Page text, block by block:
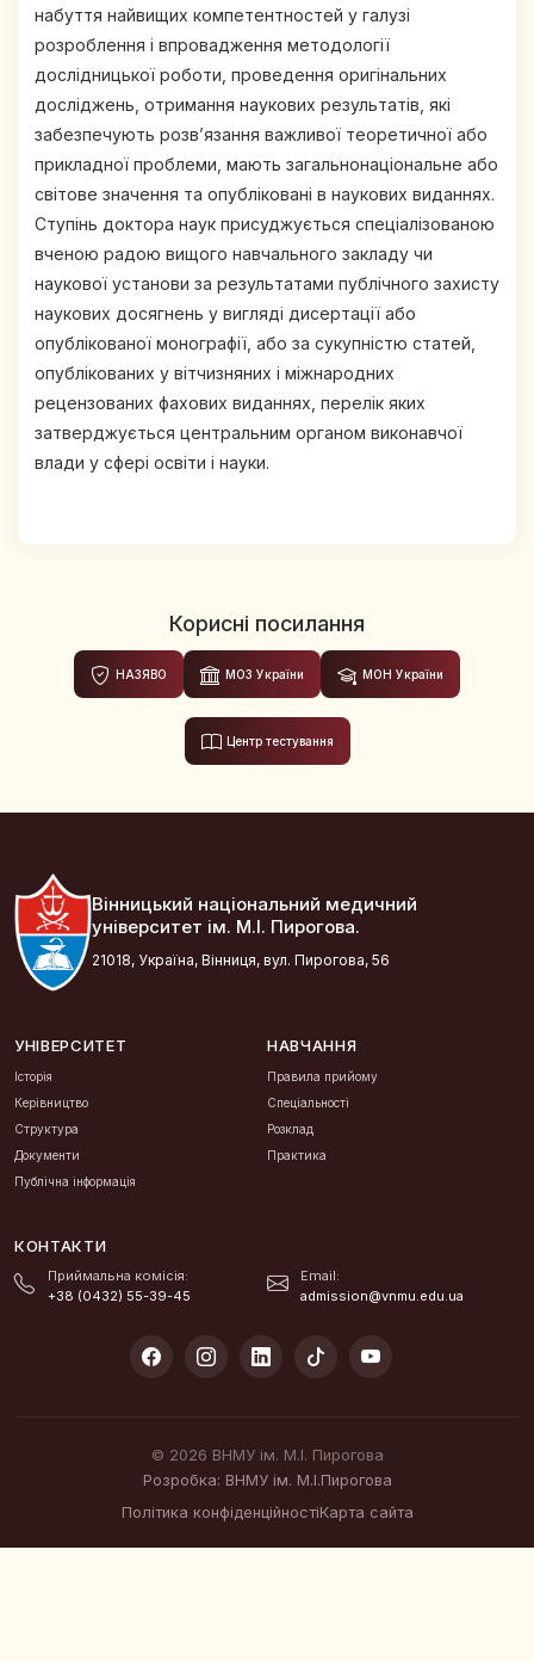
набуття найвищих компетентностей у галузі
розроблення і впровадження методології
дослідницької роботи, проведення оригінальних
досліджень, отримання наукових результатів, які
забезпечують розв’язання важливої теоретичної або
прикладної проблеми, мають загальнонаціональне або
світове значення та опубліковані в наукових виданнях.
Ступінь доктора наук присуджується спеціалізованою
вченою радою вищого навчального закладу чи
наукової установи за результатами публічного захисту
наукових досягнень у вигляді дисертації або
опублікованої монографії, або за сукупністю статей,
опублікованих у вітчизняних і міжнародних
рецензованих фахових виданнях, перелік яких
затверджується центральним органом виконавчої
влади у сфері освіти і науки.
Корисні посилання
НАЗЯВО МОЗ України МОН України
Центр тестування
Вінницький національний медичний
університет ім. М.І. Пирогова.
21018, Україна, Вінниця, вул. Пирогова, 56
УНІВЕРСИТЕТ
Історія
Керівництво
Структура
Документи
Публічна інформація
НАВЧАННЯ
Правила прийому
Спеціальності
Розклад
Практика
КОНТАКТИ
Приймальна комісія:
+38 (0432) 55-39-45
Email:
admission@vnmu.edu.ua
© 2026 ВНМУ ім. М.І. Пирогова
Розробка: ВНМУ ім. М.І.Пирогова
Політика конфіденційностіКарта сайта